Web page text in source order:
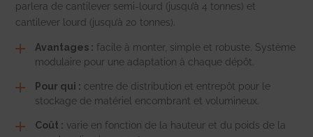
parlera de cantilever semi-lourd (jusqu’à 4 tonnes) et
cantilever lourd (jusqu’à 20 tonnes).
Avantages : facile à monter, simple et robuste. Système
modulaire pour une adaptation à chaque dépôt.
Pour qui : centre de distribution et entrepôt pour le
stockage de matériel encombrant et volumineux.
Coût : varie en fonction de la hauteur et du poids de la